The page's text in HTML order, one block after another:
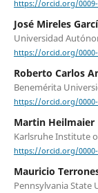
https://orcid.org/0009-
José Mireles
Universidad
https://orcid.org/0000-
Roberto Carlos
Benemérita
https://orcid.org/0000-
Martin Heilmaier
Karlsruhe Institute
https://orcid.org/0000-
Mauricio
Pennsylvania State